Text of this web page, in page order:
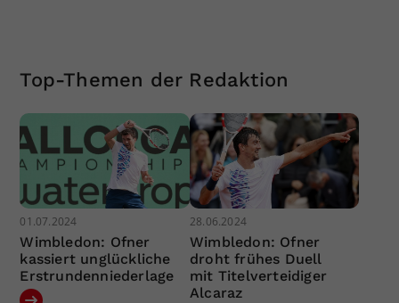
Top-Themen der Redaktion
01.07.2024
Wimbledon: Ofner
kassiert unglückliche
Erstrundenniederlage
28.06.2024
Wimbledon: Ofner
droht frühes Duell
mit Titelverteidiger
Alcaraz